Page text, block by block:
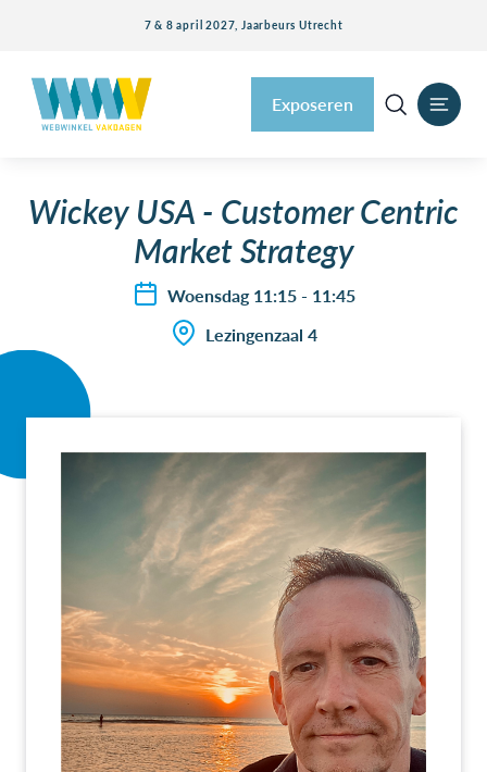
7 & 8 april 2027, Jaarbeurs Utrecht
Exposeren
Wickey USA - Customer Centric
Market Strategy
Woensdag 11:15 - 11:45
Lezingenzaal 4